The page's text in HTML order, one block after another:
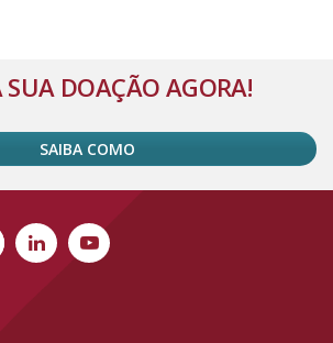
SUA DOAÇÃO AGORA!
SAIBA COMO